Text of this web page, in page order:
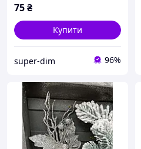
75₴
Купити
super-dim 96%